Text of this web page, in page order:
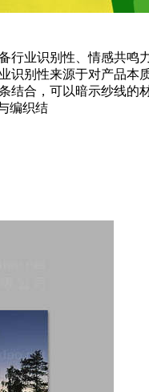
业识别性、情感共
别性来源于对产品
合，可以暗示纱线
编织结